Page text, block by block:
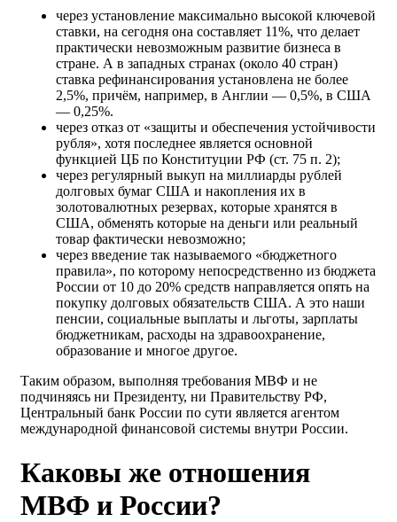
через установление максимально высокой ключевой
ставки, на сегодня она составляет 11%, что делает
практически невозможным развитие бизнеса в
стране. А в западных странах (около 40 стран)
ставка рефинансирования установлена не более
2,5%, причём, например, в Англии — 0,5%, в США
— 0,25%.
через отказ от «защиты и обеспечения устойчивости
рубля», хотя последнее является основной
функцией ЦБ по Конституции РФ (ст. 75 п. 2);
через регулярный выкуп на миллиарды рублей
долговых бумаг США и накопления их в
золотовалютных резервах, которые хранятся в
США, обменять которые на деньги или реальный
товар фактически невозможно;
через введение так называемого «бюджетного
правила», по которому непосредственно из бюджета
России от 10 до 20% средств направляется опять на
покупку долговых обязательств США. А это наши
пенсии, социальные выплаты и льготы, зарплаты
бюджетникам, расходы на здравоохранение,
образование и многое другое.
Таким образом, выполняя требования МВФ и не
подчиняясь ни Президенту, ни Правительству РФ,
Центральный банк России по сути является агентом
международной финансовой системы внутри России.
Каковы же отношения
МВФ и России?